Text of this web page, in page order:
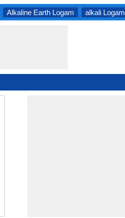
Alkaline Earth Logam alkali Logam